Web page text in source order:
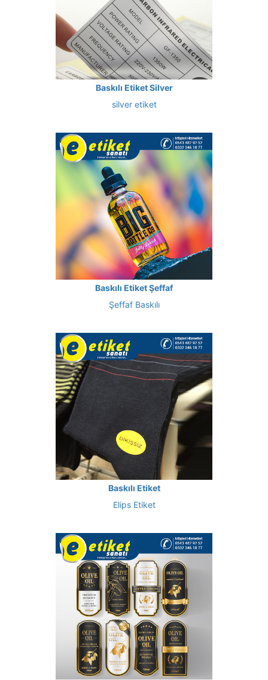
Baskılı Etiket Silver
silver etiket
Baskılı Etiket Şeffaf
Şeffaf Baskılı
Baskılı Etiket
Elips Etiket